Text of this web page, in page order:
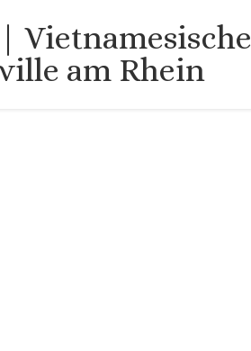
Vietnamesische
am Rhein